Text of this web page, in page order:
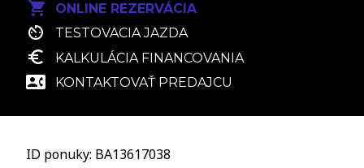
ONLINE REZERVÁCIA
TESTOVACIA JAZDA
KALKULÁCIA FINANCOVANIA
KONTAKTOVAŤ PREDAJCU
ID ponuky: BA13617038